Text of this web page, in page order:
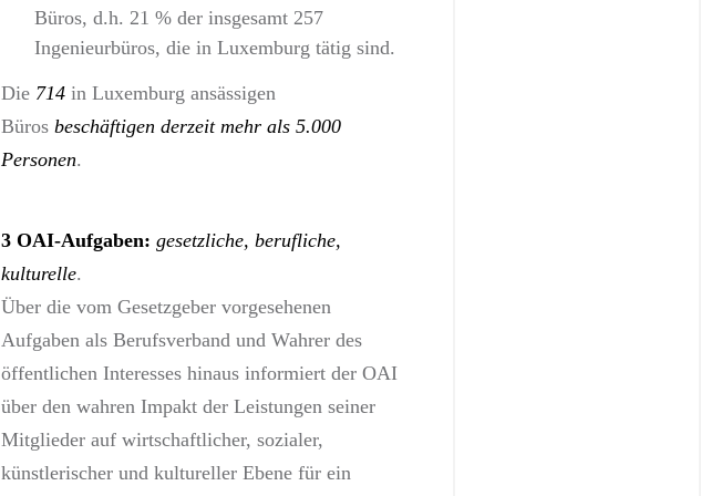
Büros, d.h. 21 % der insgesamt 257
Ingenieurbüros, die in Luxemburg tätig sind.
Die 714 in Luxemburg ansässigen
Büros beschäftigen derzeit mehr als 5.000
Personen.
3 OAI-Aufgaben: gesetzliche, berufliche,
kulturelle.
Über die vom Gesetzgeber vorgesehenen
Aufgaben als Berufsverband und Wahrer des
öffentlichen Interesses hinaus informiert der OAI
über den wahren Impakt der Leistungen seiner
Mitglieder auf wirtschaftlicher, sozialer,
künstlerischer und kultureller Ebene für ein